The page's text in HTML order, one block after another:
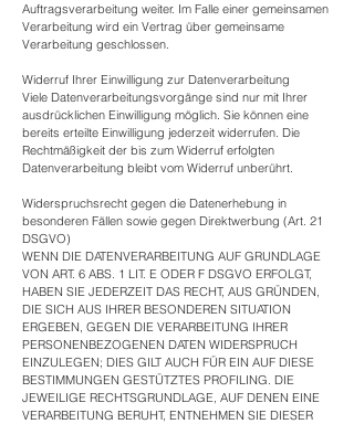
Auftragsverarbeitung weiter. Im Falle einer gemeinsamen
Verarbeitung wird ein Vertrag über gemeinsame
Verarbeitung geschlossen.
Widerruf Ihrer Einwilligung zur Datenverarbeitung
Viele Datenverarbeitungsvorgänge sind nur mit Ihrer
ausdrücklichen Einwilligung möglich. Sie können eine
bereits erteilte Einwilligung jederzeit widerrufen. Die
Rechtmäßigkeit der bis zum Widerruf erfolgten
Datenverarbeitung bleibt vom Widerruf unberührt.
Widerspruchsrecht gegen die Datenerhebung in
besonderen Fällen sowie gegen Direktwerbung (Art. 21
DSGVO)
WENN DIE DATENVERARBEITUNG AUF GRUNDLAGE
VON ART. 6 ABS. 1 LIT. E ODER F DSGVO ERFOLGT,
HABEN SIE JEDERZEIT DAS RECHT, AUS GRÜNDEN,
DIE SICH AUS IHRER BESONDEREN SITUATION
ERGEBEN, GEGEN DIE VERARBEITUNG IHRER
PERSONENBEZOGENEN DATEN WIDERSPRUCH
EINZULEGEN; DIES GILT AUCH FÜR EIN AUF DIESE
BESTIMMUNGEN GESTÜTZTES PROFILING. DIE
JEWEILIGE RECHTSGRUNDLAGE, AUF DENEN EINE
VERARBEITUNG BERUHT, ENTNEHMEN SIE DIESER